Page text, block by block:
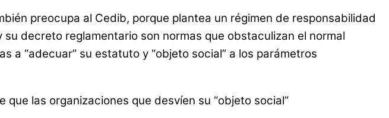
preocupa al Cedib, porque plantea un régimen de responsabilidad
decreto reglamentario son normas que obstaculizan el normal
a “adecuar” su estatuto y “objeto social” a los parámetros
las organizaciones que desvíen su “objeto social”